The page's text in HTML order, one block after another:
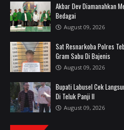
Akbar Dev Diamanahkan
Bedagai
August 09, 2026
Sat Resnarkoba Polres
Gram Sabu Di Bajenis
August 09, 2026
Bupati Labusel Cek
Di Teluk Panji II
August 09, 2026